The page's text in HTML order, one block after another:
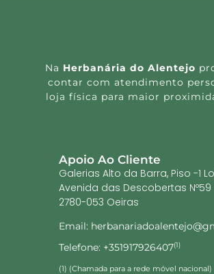
Na Herbanária do Alentejo
contar com atendimento
loja física para maior
Apoio Ao Cliente
Galerias Alto da Barra, Piso -1
Avenida das Descobertas Nº59
2780-053 Oeiras
Email:
Telefone: +351917926407(1)
(1) (Chamada para a rede móvel nacional)